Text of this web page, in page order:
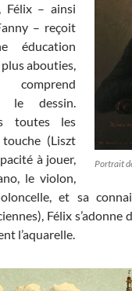
Portrait
Félix – ainsi
– reçoit
éducation
abouties,
le dessin.
toutes les
touche (Liszt
à jouer,
le violon,
et sa
Félix
l’aquarelle.